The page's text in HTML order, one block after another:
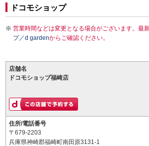
ドコモショップ
営業時間などは変更となる場合がございます。最
プ／d gardenからご確認ください。
店舗名
ドコモショップ福崎店
住所/電話番号
〒679-2203
兵庫県神崎郡福崎町南田原3131-1